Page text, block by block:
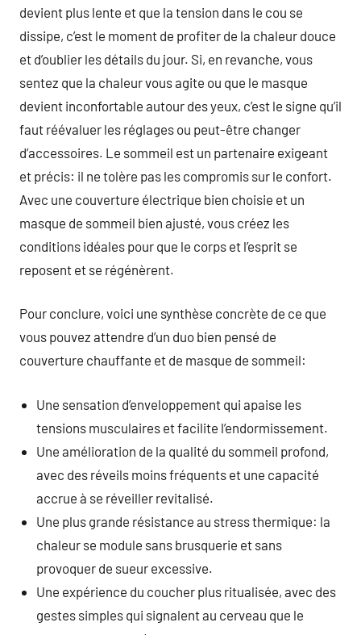
devient plus lente et que la tension dans le cou se
dissipe, c’est le moment de profiter de la chaleur douce
et d’oublier les détails du jour. Si, en revanche, vous
sentez que la chaleur vous agite ou que le masque
devient inconfortable autour des yeux, c’est le signe qu’il
faut réévaluer les réglages ou peut-être changer
d’accessoires. Le sommeil est un partenaire exigeant
et précis: il ne tolère pas les compromis sur le confort.
Avec une couverture électrique bien choisie et un
masque de sommeil bien ajusté, vous créez les
conditions idéales pour que le corps et l’esprit se
reposent et se régénèrent.
Pour conclure, voici une synthèse concrète de ce que
vous pouvez attendre d’un duo bien pensé de
couverture chauffante et de masque de sommeil:
Une sensation d’enveloppement qui apaise les
tensions musculaires et facilite l’endormissement.
Une amélioration de la qualité du sommeil profond,
avec des réveils moins fréquents et une capacité
accrue à se réveiller revitalisé.
Une plus grande résistance au stress thermique: la
chaleur se module sans brusquerie et sans
provoquer de sueur excessive.
Une expérience du coucher plus ritualisée, avec des
gestes simples qui signalent au cerveau que le